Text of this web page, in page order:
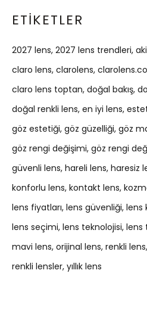
ETIKETLER
2027 lens 2027 lens trendleri
claro lens clarolens
claro lens toptan doğal bakış
doğal renkli lens en iyi lens
göz estetiği göz güzelliği göz
göz rengi değişimi göz rengi
güvenli lens hareli lens haresiz
konforlu lens kontakt lens
lens fiyatları lens güvenliği lens
lens seçimi lens teknolojisi lens
mavi lens orijinal lens renkli lens
renkli lensler yıllık lens